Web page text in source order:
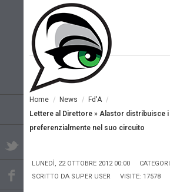
Home / News / Fd'A /
Lettere al Direttore » Alastor distribuisce
preferenzialmente nel suo circuito
LUNEDÌ, 22 OTTOBRE 2012 00:00
SCRITTO DA SUPER USER VISITE: 17578